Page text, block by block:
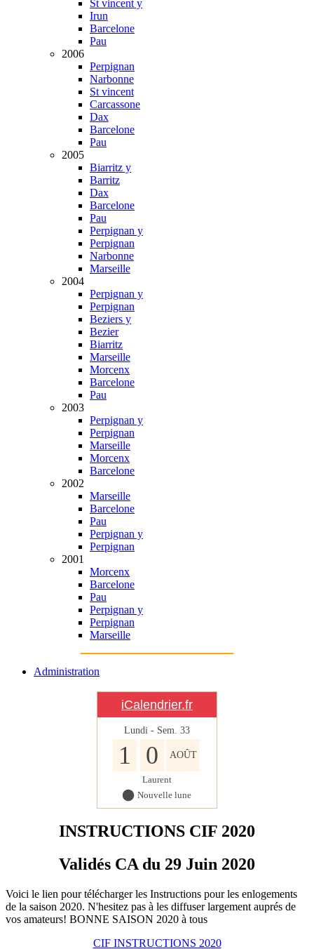
St vincent y
Irun
Barcelone
Pau
2006
Perpignan
Narbonne
St vincent
Carcassone
Dax
Barcelone
Pau
2005
Biarritz y
Barritz
Dax
Barcelone
Pau
Perpignan y
Perpignan
Narbonne
Marseille
2004
Perpignan y
Perpignan
Beziers y
Bezier
Biarritz
Marseille
Morcenx
Barcelone
Pau
2003
Perpignan y
Perpignan
Marseille
Morcenx
Barcelone
2002
Marseille
Barcelone
Pau
Perpignan y
Perpignan
2001
Morcenx
Barcelone
Pau
Perpignan y
Perpignan
Marseille
Administration
iCalendrier.fr
Lundi - Sem. 33
1 0 AOÛT
Laurent
Nouvelle lune
INSTRUCTIONS CIF 2020
Validés CA du 29 Juin 2020
Voici le lien pour télécharger les Instructions pour les enlogements
de la saison 2020. N'hesitez pas à les diffuser largement auprés de
vos amateurs! BONNE SAISON 2020 à tous
CIF INSTRUCTIONS 2020